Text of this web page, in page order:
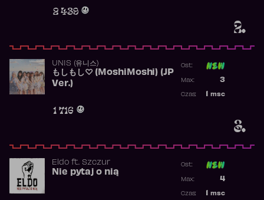
2.
2 439
3.
UNIS (유니스)
もしもし♡ (MoshiMoshi) (JP
Ver.)
1 716
Ost:
3
Max:
msc
Czas:
Eldoft. Szczur
Nie pytaj o nią
Ost:
4
Max:
msc
Czas: